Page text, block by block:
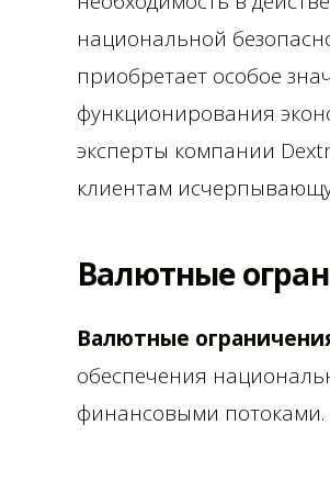
национальной
приобретает особое
функционирования
эксперты компании
клиентам
Валютные
Валютные
обеспечения
финансовыми потоками.